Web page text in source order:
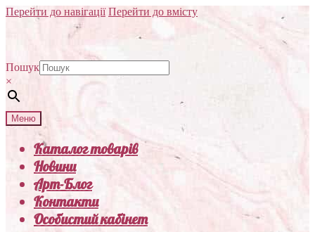
Перейти до навігації Перейти до вмісту
Пошук
×
Меню
Каталог товарів
Новини
Арт-Блог
Контакти
Особистий кабінет